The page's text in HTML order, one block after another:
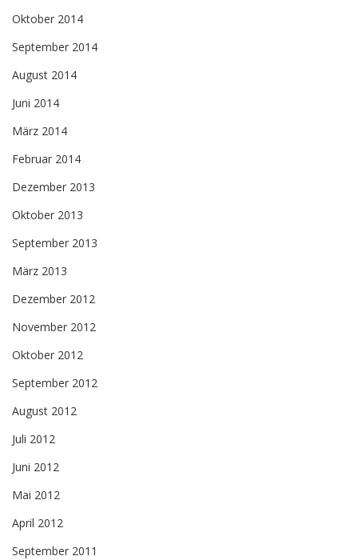
Oktober 2014
September 2014
August 2014
Juni 2014
März 2014
Februar 2014
Dezember 2013
Oktober 2013
September 2013
März 2013
Dezember 2012
November 2012
Oktober 2012
September 2012
August 2012
Juli 2012
Juni 2012
Mai 2012
April 2012
September 2011